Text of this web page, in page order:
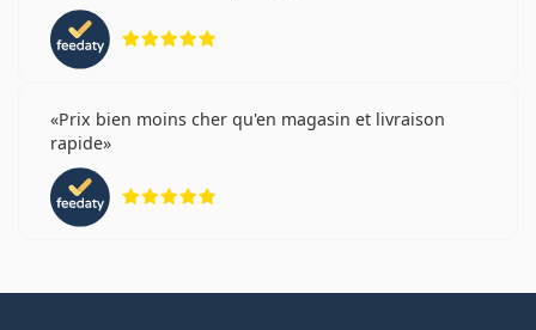
Prix bien moins cher qu'en magasin et livraison
rapide